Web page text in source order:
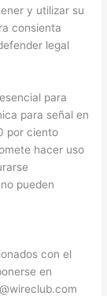
y utilizar su
consienta
legal
para
para señal en
por ciento
hacer uso
pueden
con el
en